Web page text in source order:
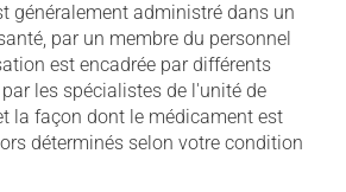
généralement administré dans un
par un membre du personnel
est encadrée par différents
les spécialistes de l'unité de
la façon dont le médicament est
déterminés selon votre condition